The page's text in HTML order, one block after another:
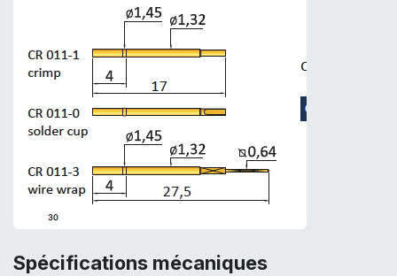
Spécifications mécaniques